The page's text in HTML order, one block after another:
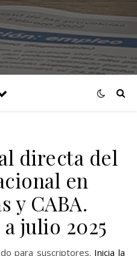
directa del
en
y CABA.
julio 2025
para suscriptores. Inicia la